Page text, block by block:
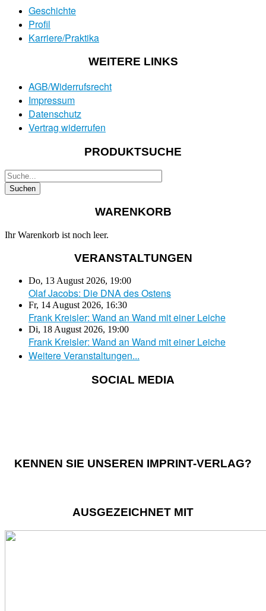
Geschichte
Profil
Karriere/Praktika
WEITERE LINKS
AGB/Widerrufsrecht
Impressum
Datenschutz
Vertrag widerrufen
PRODUKTSUCHE
WARENKORB
Ihr Warenkorb ist noch leer.
VERANSTALTUNGEN
Do, 13 August 2026, 19:00
Olaf Jacobs: Die DNA des Ostens
Fr, 14 August 2026, 16:30
Frank Kreisler: Wand an Wand mit einer Leiche
Di, 18 August 2026, 19:00
Frank Kreisler: Wand an Wand mit einer Leiche
Weitere Veranstaltungen...
SOCIAL MEDIA
KENNEN SIE UNSEREN IMPRINT-VERLAG?
AUSGEZEICHNET MIT